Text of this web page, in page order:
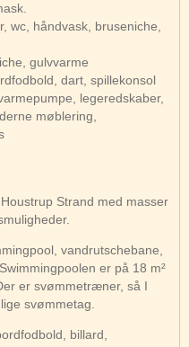
wc, håndvask, bruseniche,
gulvvarme
dart, spillekonsol
legeredskaber,
møblering,
Strand med masser
vandrutschebane,
er på 18 m²
er svømmetræner, så I
svømmetag.
billard,